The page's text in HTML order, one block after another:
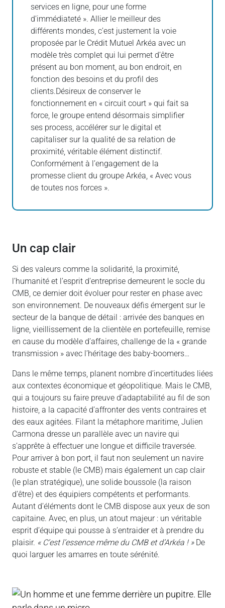
services en ligne, pour une forme
d’immédiateté ». Allier le meilleur des
différents mondes, c’est justement la voie
proposée par le Crédit Mutuel Arkéa avec un
modèle très complet qui lui permet d’être
présent au bon moment, au bon endroit, en
fonction des besoins et du profil des
clients.Désireux de conserver le
fonctionnement en « circuit court » qui fait sa
force, le groupe entend désormais simplifier
ses process, accélérer sur le digital et
capitaliser sur la qualité de sa relation de
proximité, véritable élément distinctif.
Conformément à l’engagement de la
promesse client du groupe Arkéa, « Avec vous
de toutes nos forces ».
un cap clair
Si des valeurs comme la solidarité, la proximité,
l’humanité et l’esprit d’entreprise demeurent le socle du
CMB, ce dernier doit évoluer pour rester en phase avec
son environnement. De nouveaux défis émergent sur le
secteur de la banque de détail : arrivée des banques en
ligne, vieillissement de la clientèle en portefeuille, remise
en cause du modèle d’affaires, challenge de la « grande
transmission » avec l’héritage des baby-boomers…
Dans le même temps, planent nombre d’incertitudes liées
aux contextes économique et géopolitique. Mais le CMB,
qui a toujours su faire preuve d’adaptabilité au fil de son
histoire, a la capacité d’affronter des vents contraires et
des eaux agitées. Filant la métaphore maritime, Julien
Carmona dresse un parallèle avec un navire qui
s’apprête à effectuer une longue et difficile traversée.
Pour arriver à bon port, il faut non seulement un navire
robuste et stable (le CMB) mais également un cap clair
(le plan stratégique), une solide boussole (la raison
d’être) et des équipiers compétents et performants.
Autant d’éléments dont le CMB dispose aux yeux de son
capitaine. Avec, en plus, un atout majeur : un véritable
esprit d’équipe qui pousse à s’entraider et à prendre du
plaisir. « C’est l’essence même du CMB et d’Arkéa ! » De
quoi larguer les amarres en toute sérénité.